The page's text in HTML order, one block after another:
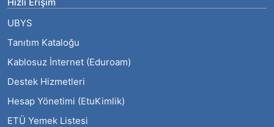
UBYS
Tanıtım Kataloğu
Kablosuz İnternet (Eduroam)
Destek Hizmetleri
Hesap Yönetimi (EtuKimlik)
ETÜ Yemek Listesi